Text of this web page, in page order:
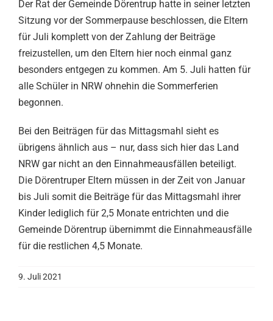
Der Rat der Gemeinde Dörentrup hatte in seiner letzten
Sitzung vor der Sommerpause beschlossen, die Eltern
für Juli komplett von der Zahlung der Beiträge
freizustellen, um den Eltern hier noch einmal ganz
besonders entgegen zu kommen. Am 5. Juli hatten für
alle Schüler in NRW ohnehin die Sommerferien
begonnen.
Bei den Beiträgen für das Mittagsmahl sieht es
übrigens ähnlich aus – nur, dass sich hier das Land
NRW gar nicht an den Einnahmeausfällen beteiligt.
Die Dörentruper Eltern müssen in der Zeit von Januar
bis Juli somit die Beiträge für das Mittagsmahl ihrer
Kinder lediglich für 2,5 Monate entrichten und die
Gemeinde Dörentrup übernimmt die Einnahmeausfälle
für die restlichen 4,5 Monate.
9. Juli 2021